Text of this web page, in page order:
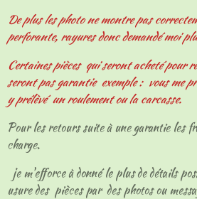
De plus les photo ne montre pas
perforante, rayures donc demandé moi
Certaines pièces qui seront acheté pour
seront pas garantie exemple : vous me
y prélèvé un roulement ou la carcasse.
Pour les retours suite à une garantie les
charge.
je m'efforce à donné le plus de détails
usure des pièces par des photos ou